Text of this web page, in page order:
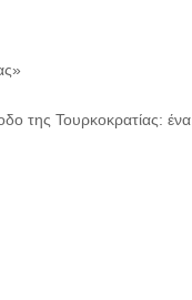
της Τουρκοκρατίας: ένα